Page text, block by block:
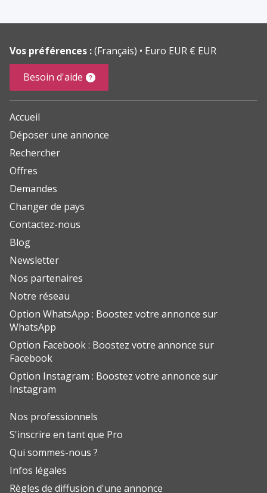
Vos préférences :(Français)
Euro EUR € EUR
Besoin d'aide
Accueil
Déposer une annonce
Rechercher
Offres
Demandes
Changer de pays
Contactez-nous
Blog
Newsletter
Nos partenaires
Notre réseau
Option WhatsApp : Boostez votre annonce sur
WhatsApp
Option Facebook : Boostez votre annonce sur
Facebook
Option Instagram : Boostez votre annonce sur
Instagram
Nos professionnels
S'inscrire en tant que Pro
Qui sommes-nous ?
Infos légales
Règles de diffusion d'une annonce